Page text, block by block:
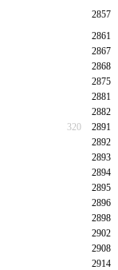
2857
2861
2867
2868
2875
2881
2882
320
2891
2892
2893
2894
2895
2896
2898
2902
2908
2914